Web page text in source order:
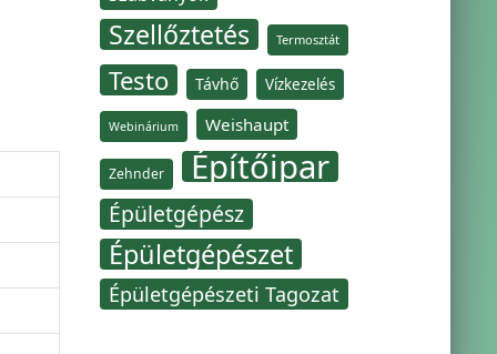
Szellőztetés Termosztát
Testo Távhő Vízkezelés
Webinárium Weishaupt
Zehnder Építőipar
Épületgépész
Épületgépészet
Épületgépészeti Tagozat